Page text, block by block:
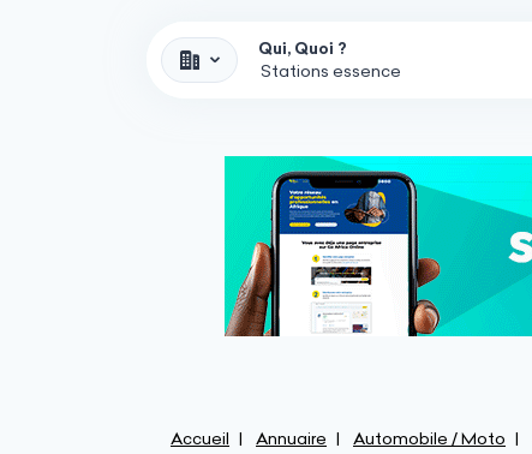
Qui, Quoi ?
Accueil Annuaire Automobile / Moto